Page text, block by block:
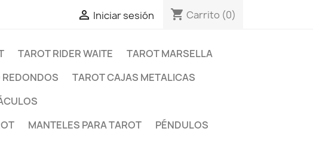
 Iniciar sesión shopping_cart Carrito (0)
TAROT RIDER WAITE
TAROT MARSELLA
TAROT CAJAS METALICAS
MANTELES PARA TAROT
PÉNDULOS